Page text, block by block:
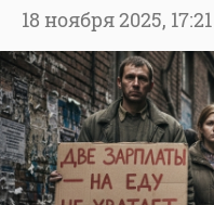
18 ноября 2025, 17:21